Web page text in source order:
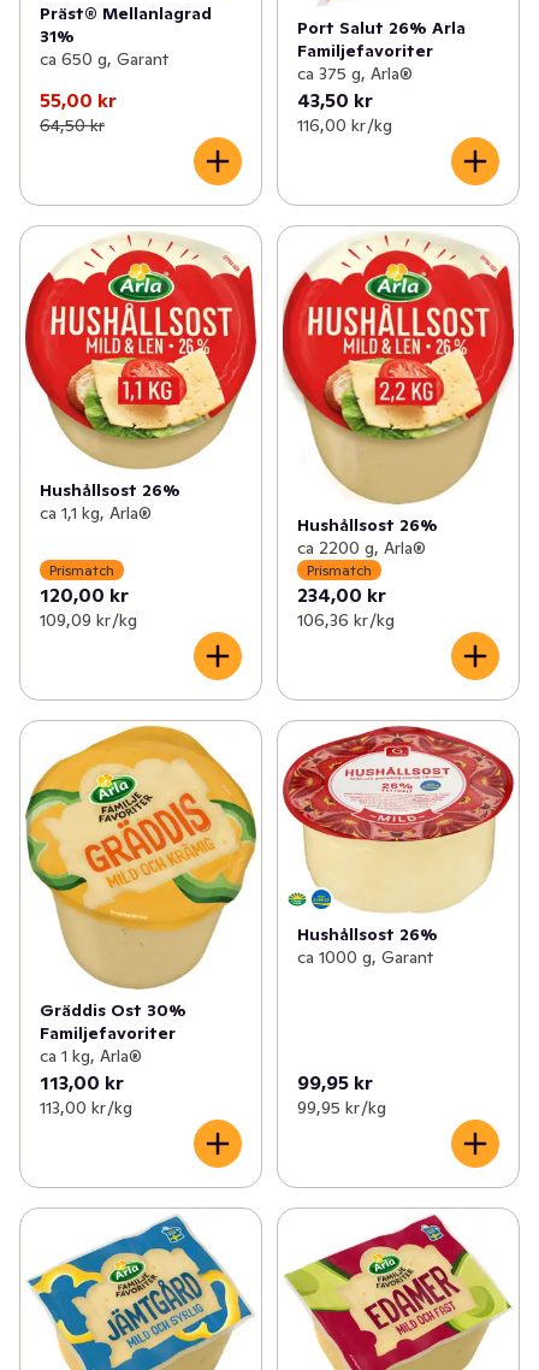
Präst® Mellanlagrad
31%
ca 650 g, Garant
55,00 kr
64,50 kr
Port Salut 26% Arla
Familjefavoriter
ca 375 g, Arla®
43,50 kr
116,00 kr /kg
Hushållsost 26%
ca 1,1 kg, Arla®
Prismatch
120,00 kr
109,09 kr /kg
Hushållsost 26%
ca 2200 g, Arla®
Prismatch
234,00 kr
106,36 kr /kg
Gräddis Ost 30%
Familjefavoriter
ca 1 kg, Arla®
113,00 kr
113,00 kr /kg
Hushållsost 26%
ca 1000 g, Garant
99,95 kr
99,95 kr /kg